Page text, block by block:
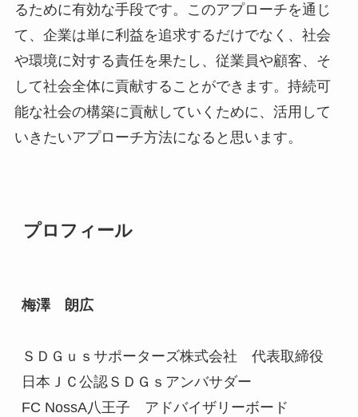
るために有効な手段です。このアプローチを通じ
て、企業は単に利益を追求するだけでなく、社会
や環境に対する責任を果たし、従業員や顧客、そ
して社会全体に貢献することができます。持続可
能な社会の構築に貢献していくために、活用して
いきたいアプローチ方法になると思います。
プロフィール
梅澤　朗広
ＳＤＧｕｓサポーターズ株式会社　代表取締役
日本ＪＣ公認ＳＤＧｓアンバサダー
FC NossA八王子　アドバイザリーボード